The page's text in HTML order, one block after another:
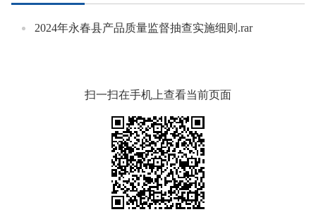
2024年永春县产品质量监督抽查实施细则.rar
扫一扫在手机上查看当前页面